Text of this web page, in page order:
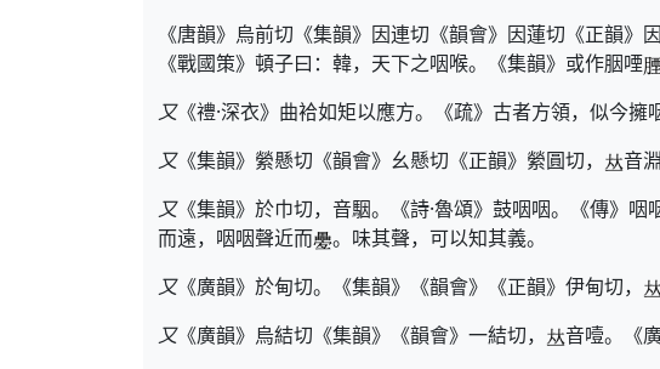
《唐韻》烏前切《集韻》因連切《韻會》因蓮切《正韻》因
《戰國策》頓子曰：韓，天下之咽喉。《集韻》或作胭㖶
又《禮·深衣》曲袷如矩以應方。《疏》古者方領，似今擁
又《集韻》縈懸切《韻會》幺懸切《正韻》縈圓切， 音
又《集韻》於巾切，音駰。《詩·魯頌》鼓咽咽。《傳》咽
而遠，咽咽聲近而
。味其聲，可以知其義。
又《廣韻》於甸切。《集韻》《韻會》《正韻》伊甸切，
又《廣韻》烏結切《集韻》《韻會》一結切，
音噎。《